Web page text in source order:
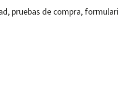
pruebas de compra,